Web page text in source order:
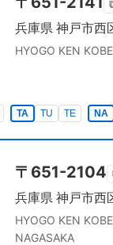
兵庫県 神戸市西
HYOGO KEN
TA TU TE NA
〒 651-2104
兵庫県 神戸市西
HYOGO KEN
NAGASAKA